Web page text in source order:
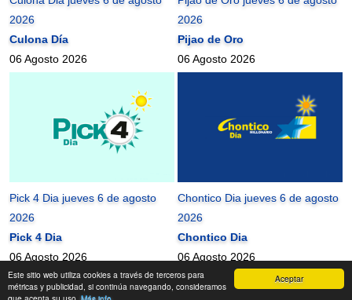
Aceptar
Este sitio web utiliza cookies a través de terceros para
métricas y publicidad, si continúa navegando, consideramos
2026
Culona Día
06 Agosto 2026
2026
Pijao de Oro
06 Agosto 2026
Pick 4 Dia jueves 6 de agosto
2026
Pick 4 Dia
06 Agosto 2026
Chontico Dia jueves 6 de agosto
2026
Chontico Dia
06 Agosto 2026
mundonets2010-2026 ©